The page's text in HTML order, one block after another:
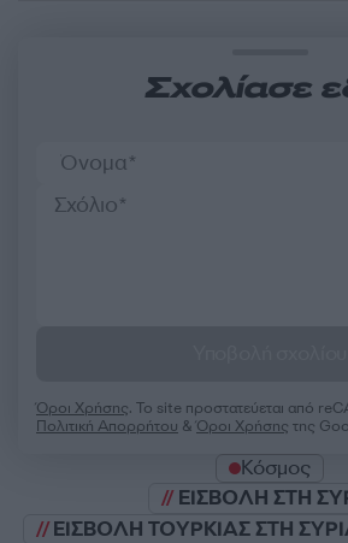
Σχολίασε
Όροι Χρήσης. Το site προστατεύεται από
Πολιτική Απορρήτου &Όροι Χρήσης της
Κόσμος
ΕΙΣΒΟΛΗ ΣΤΗ
ΕΙΣΒΟΛΗ ΤΟΥΡΚΙΑΣ ΣΤΗ